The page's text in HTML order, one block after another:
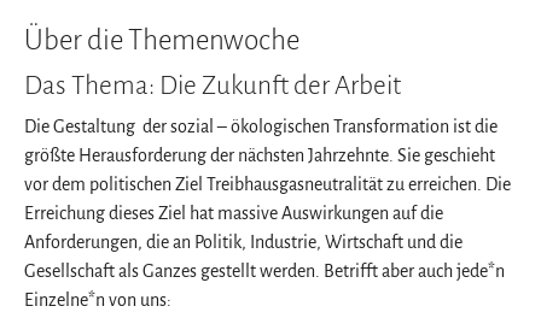
Über die Themenwoche
Das Thema: Die Zukunft der Arbeit
Die Gestaltung der sozial – ökologischen Transformation ist die
größte Herausforderung der nächsten Jahrzehnte. Sie geschieht
vor dem politischen Ziel Treibhausgasneutralität zu erreichen. Die
Erreichung dieses Ziel hat massive Auswirkungen auf die
Anforderungen, die an Politik, Industrie, Wirtschaft und die
Gesellschaft als Ganzes gestellt werden. Betrifft aber auch jede*n
Einzelne*n von uns: